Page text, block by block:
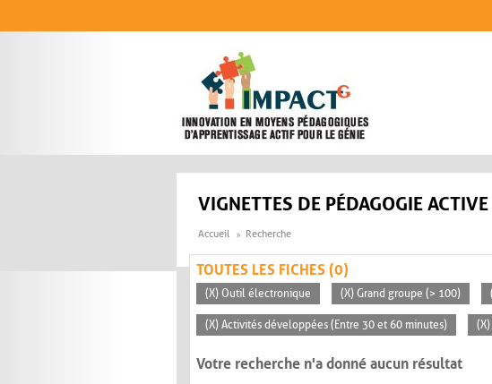
VIGNETTES DE PÉDAGOGIE ACTIVE
Accueil Recherche
TOUTES LES FICHES (0)
(X) Outil électronique (X) Grand groupe (> 100)
(X) Activités développées (Entre 30 et 60 minutes)
Votre recherche n'a donné aucun résultat